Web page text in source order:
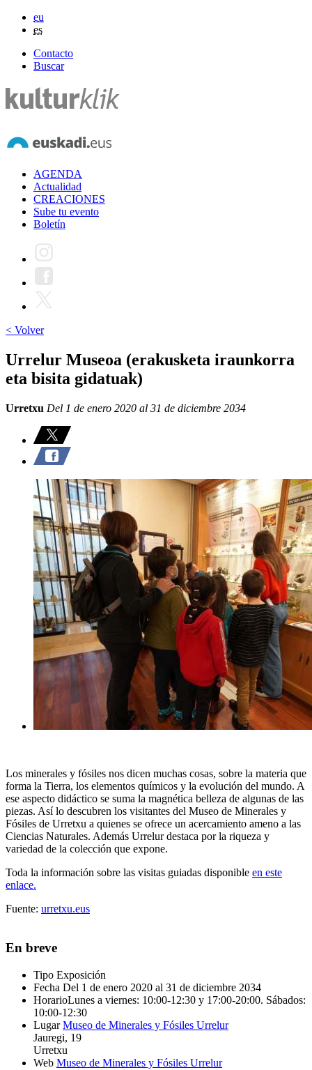
eu
es
Contacto
Buscar
AGENDA
Actualidad
CREACIONES
Sube tu evento
Boletín
< Volver
Urrelur Museoa (erakusketa iraunkorra
eta bisita gidatuak)
Urretxu Del 1 de enero 2020 al 31 de diciembre 2034
Los minerales y fósiles nos dicen muchas cosas, sobre la materia que
forma la Tierra, los elementos químicos y la evolución del mundo. A
ese aspecto didáctico se suma la magnética belleza de algunas de las
piezas. Así lo descubren los visitantes del Museo de Minerales y
Fósiles de Urretxu a quienes se ofrece un acercamiento ameno a las
Ciencias Naturales. Además Urrelur destaca por la riqueza y
variedad de la colección que expone.
Toda la información sobre las visitas guiadas disponible en este
enlace.
Fuente: urretxu.eus
En breve
Tipo Exposición
Fecha Del 1 de enero 2020 al 31 de diciembre 2034
HorarioLunes a viernes: 10:00-12:30 y 17:00-20:00. Sábados:
10:00-12:30
Lugar Museo de Minerales y Fósiles Urrelur
Jauregi, 19
Urretxu
Web Museo de Minerales y Fósiles Urrelur